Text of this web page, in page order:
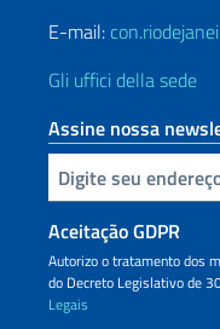
E-mail:
Gli uffici della sede
Assine nossa
Inserisci la tua email
Aceitação GDPR
Autorizo ​​o tratamento dos
do Decreto Legislativo de
Legais